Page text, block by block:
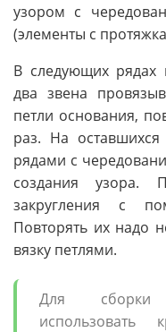
узором с
(элементы с
В следующих рядах
два звена
петли основания,
раз. На оставшихся
рядами с
создания узора.
закругления с
Повторять их надо
вязку петлями.
Для сборки